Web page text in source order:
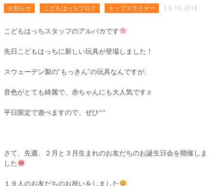
MAP
お問合わせ
お知らせ こどもはっちブログ トップスライダー 3月 16, 2018
こどもはっちスタッフのアルパカです
先日こどもはっちに新しい玩具が登場しました！
スウェーデン製の”もっきん”の玩具なんですが、
音色がとても綺麗で、赤ちゃんにも大人気です♬
平日限定で遊べますので、ぜひ^^
さて、先週、２月と３月生まれのお友だちのお誕生日会を開催しま
した
１９人のお友だちのお祝いをしました